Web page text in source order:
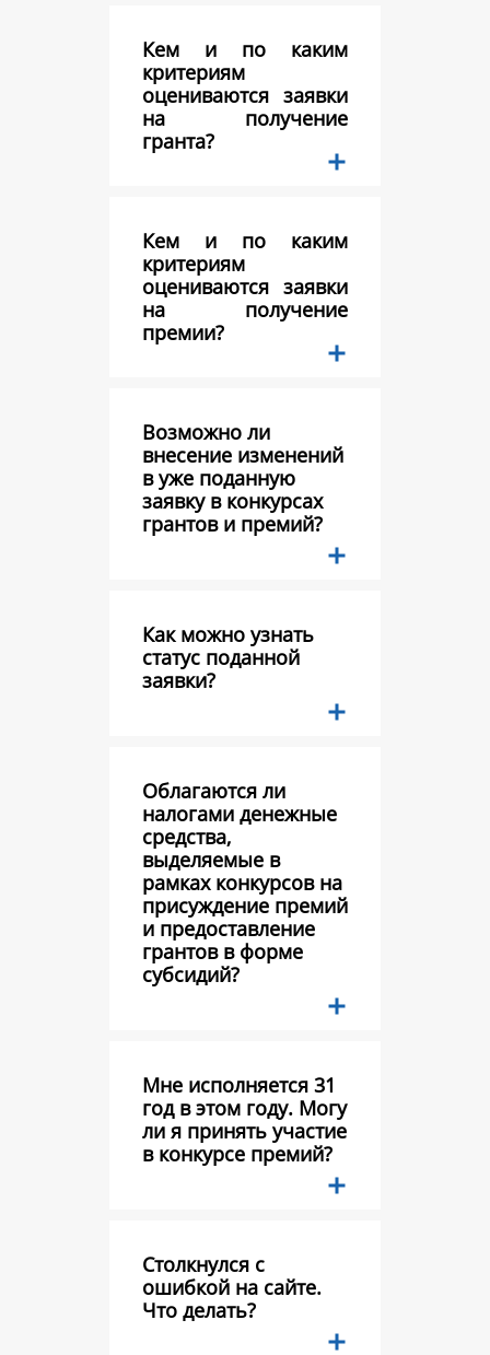
Кем и по каким
критериям
оцениваются заявки
на получение
гранта?
Кем и по каким
критериям
оцениваются заявки
на получение
премии?
Возможно ли
внесение изменений
в уже поданную
заявку в конкурсах
грантов и премий?
Как можно узнать
статус поданной
заявки?
Облагаются ли
налогами денежные
средства,
выделяемые в
рамках конкурсов на
присуждение премий
и предоставление
грантов в форме
субсидий?
Мне исполняется 31
год в этом году. Могу
ли я принять участие
в конкурсе премий?
Столкнулся с
ошибкой на сайте.
Что делать?